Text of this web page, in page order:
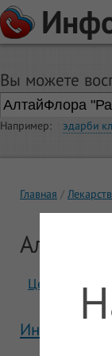
Вы можете
Например: эдарби
Главная
Цены
Инструкция